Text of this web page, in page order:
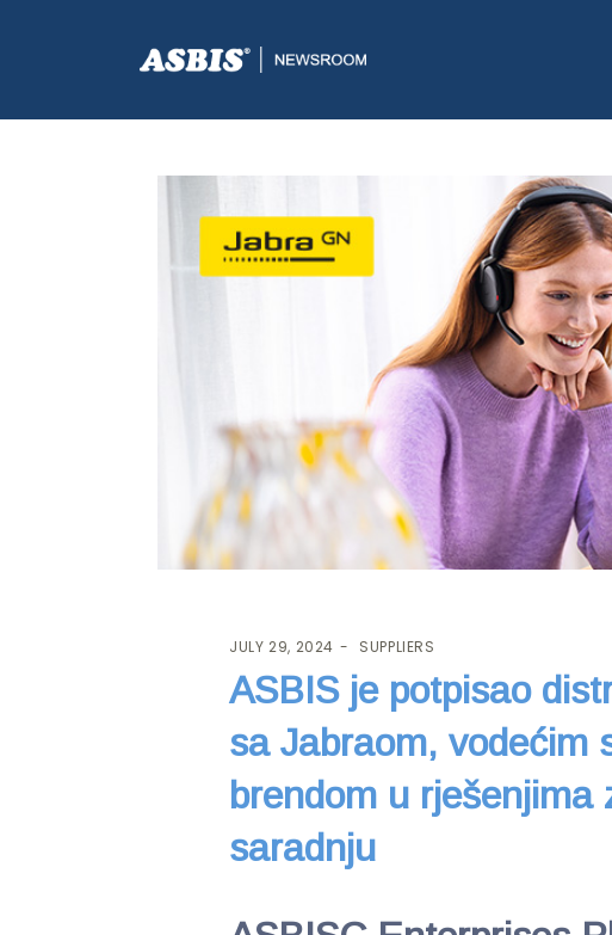
ASBIS.BA>SUPPLIERS> ASBIS JE POTPISAO DISTRIBUCIJSKI
JULY 29, 2024 SUPPLIERS
ASBIS je potpisao
sa Jabraom, vodećim
brendom u rješenjima
saradnju